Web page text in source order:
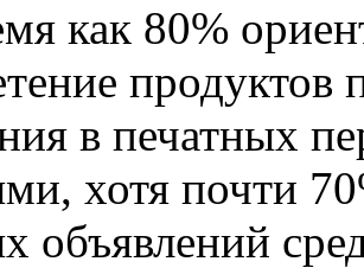
как 80%
продуктов
в печатных
хотя почти
объявлений